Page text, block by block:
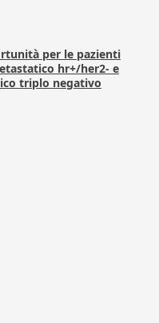
per le pazienti
hr+/her2- e
triplo negativo